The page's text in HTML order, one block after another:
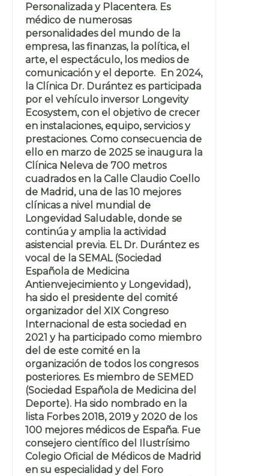
Personalizada y Placentera. Es
médico de numerosas
personalidades del mundo de la
empresa, las finanzas, la política, el
arte, el espectáculo, los medios de
comunicación y el deporte. En 2024,
la Clínica Dr. Durántez es participada
por el vehículo inversor Longevity
Ecosystem, con el objetivo de crecer
en instalaciones, equipo, servicios y
prestaciones. Como consecuencia de
ello en marzo de 2025 se inaugura la
Clínica Neleva de 700 metros
cuadrados en la Calle Claudio Coello
de Madrid, una de las 10 mejores
clínicas a nivel mundial de
Longevidad Saludable, donde se
continúa y amplia la actividad
asistencial previa. EL Dr. Durántez es
vocal de la SEMAL (Sociedad
Española de Medicina
Antienvejecimiento y Longevidad),
ha sido el presidente del comité
organizador del XIX Congreso
Internacional de esta sociedad en
2021 y ha participado como miembro
del de este comité en la
organización de todos los congresos
posteriores. Es miembro de SEMED
(Sociedad Española de Medicina del
Deporte). Ha sido nombrado en la
lista Forbes 2018, 2019 y 2020 de los
100 mejores médicos de España. Fue
consejero científico del Ilustrísimo
Colegio Oficial de Médicos de Madrid
en su especialidad y del Foro